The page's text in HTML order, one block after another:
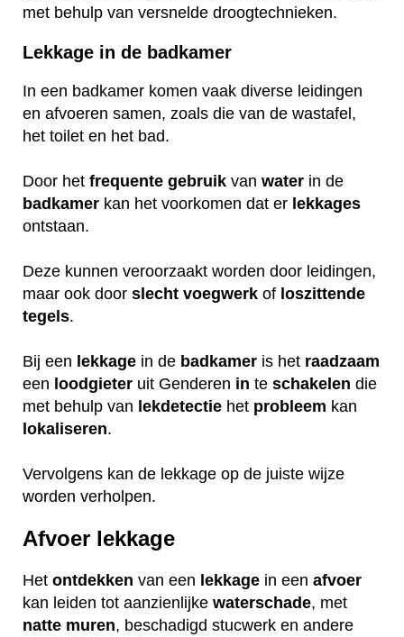
met behulp van versnelde droogtechnieken.
Lekkage in de badkamer
In een badkamer komen vaak diverse leidingen
en afvoeren samen, zoals die van de wastafel,
het toilet en het bad.
Door het frequente gebruik van water in de
badkamer kan het voorkomen dat er lekkages
ontstaan.
Deze kunnen veroorzaakt worden door leidingen,
maar ook door slecht voegwerk of loszittende
tegels.
Bij een lekkage in de badkamer is het raadzaam
een loodgieter uit Genderen in te schakelen die
met behulp van lekdetectie het probleem kan
lokaliseren.
Vervolgens kan de lekkage op de juiste wijze
worden verholpen.
Afvoer lekkage
Het ontdekken van een lekkage in een afvoer
kan leiden tot aanzienlijke waterschade, met
natte muren, beschadigd stucwerk en andere